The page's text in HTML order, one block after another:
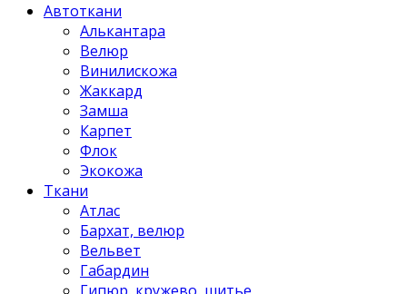
Автоткани
Алькантара
Велюр
Винилискожа
Жаккард
Замша
Карпет
Флок
Экокожа
Ткани
Атлас
Бархат, велюр
Вельвет
Габардин